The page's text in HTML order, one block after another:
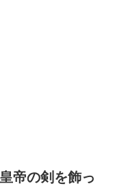
帝の剣を飾っ